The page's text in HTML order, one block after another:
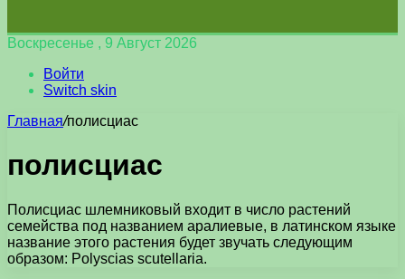
Воскресенье , 9 Август 2026
Войти
Switch skin
Главная/полисциас
полисциас
Полисциас шлемниковый входит в число растений
семейства под названием аралиевые, в латинском языке
название этого растения будет звучать следующим
образом: Polyscias scutellaria.